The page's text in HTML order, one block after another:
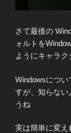
さて最後の
ォルトを
ようにキャラ
Windowsにつ
すが、知らない
うね
実は簡単に変え